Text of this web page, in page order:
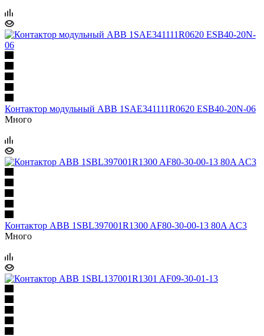
Контактор модульный ABB 1SAE341111R0620 ESB40-20N-06
Много
Контактор ABB 1SBL397001R1300 AF80-30-00-13 80A AC3
Много